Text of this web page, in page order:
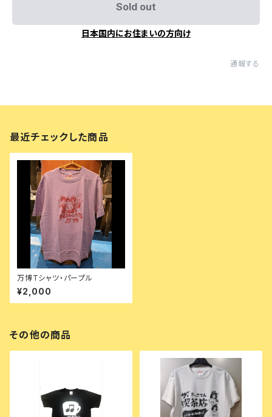
Sold out
日本国内にお住まいの方向け
通報する
最近チェックした商品
万博Tシャツ・パープル
¥2,000
その他の商品